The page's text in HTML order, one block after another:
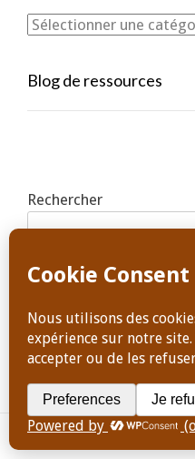
Blog de ressources
Rechercher